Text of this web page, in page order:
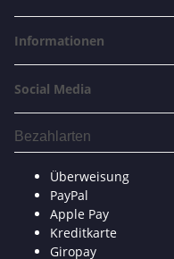
Informationen
Social Media
Bezahlarten
Überweisung
PayPal
Apple Pay
Kreditkarte
Giropay